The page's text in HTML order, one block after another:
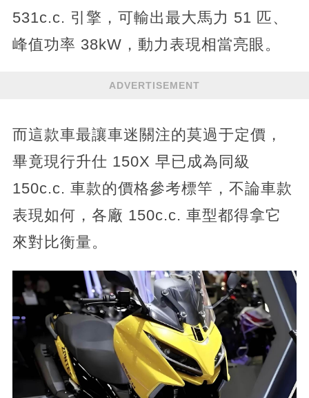
531c.c. 引擎，可輸出最大馬力 51 匹、
峰值功率 38kW，動力表現相當亮眼。
ADVERTISEMENT
而這款車最讓車迷關注的莫過于定價，
畢竟現行升仕 150X 早已成為同級
150c.c. 車款的價格參考標竿，不論車款
表現如何，各廠 150c.c. 車型都得拿它
來對比衡量。